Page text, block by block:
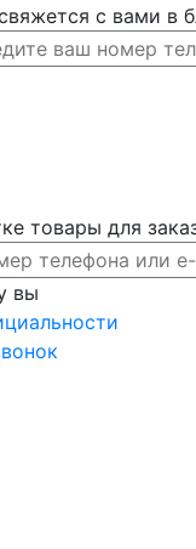
с вами в
товары для
вы